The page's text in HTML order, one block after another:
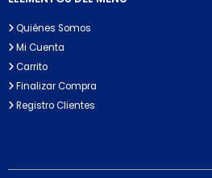
Quiénes Somos
Mi Cuenta
Carrito
Finalizar Compra
Registro Clientes